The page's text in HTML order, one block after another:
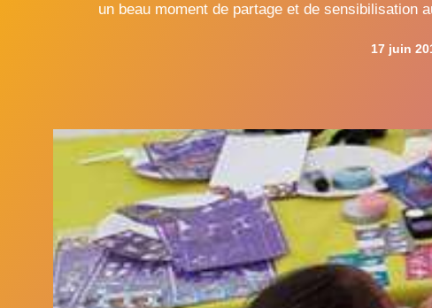
un beau moment de partage et de sensibilisation
17 juin